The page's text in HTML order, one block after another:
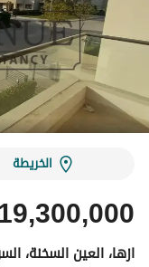
الخريطة
ازها، العين السخنة،